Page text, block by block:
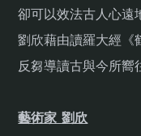
卻可以效法古人心遠
劉欣藉由讀羅大經《
反芻導讀古與今所嚮
藝術家 劉欣